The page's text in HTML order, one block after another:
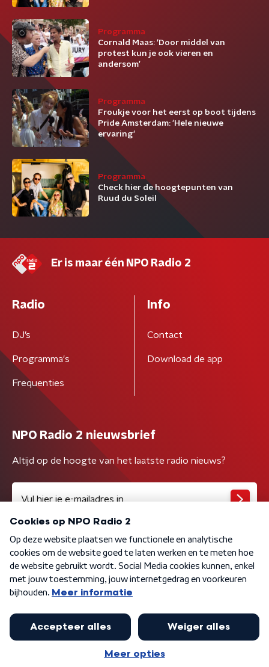
Programma
Cornald Maas: ‘Door middel van
protest kun je ook vieren en
andersom’
Programma
Froukje voor het eerst op boot tijdens
Pride Amsterdam: 'Hele nieuwe
ervaring'
Programma
Check hier de hoogtepunten van
Ruud du Soleil
Er is maar één NPO Radio 2
Radio
DJ’s
Programma's
Frequenties
Info
Contact
Download de app
NPO Radio 2 nieuwsbrief
Altijd op de hoogte van het laatste radio nieuws?
Algemene voorwaarden